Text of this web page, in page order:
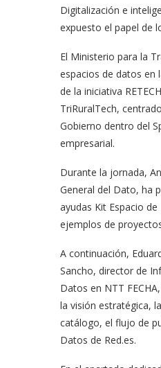
Digitalización e
expuesto el papel de
El Ministerio para la
espacios de datos en
de la iniciativa
TriRuralTech,
Gobierno dentro del
empresarial.
Durante la jornada,
General del Dato, ha
ayudas Kit Espacio
ejemplos de
A continuación,
Sancho, director de
Datos en NTT
la visión estratégica,
catálogo, el flujo de
Datos de Red.es.